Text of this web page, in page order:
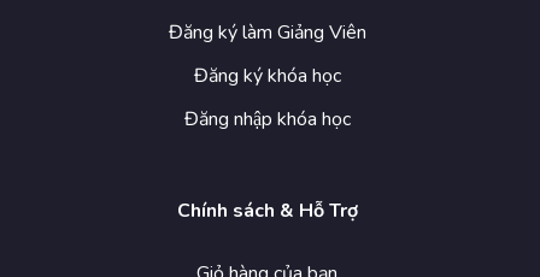
Đăng ký làm Giảng Viên
Đăng ký khóa học
Đăng nhập khóa học
Chính sách & Hỗ Trợ